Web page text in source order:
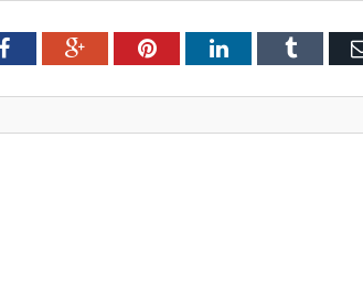
FacebookGoogle+PinterestLinkedInTumblr